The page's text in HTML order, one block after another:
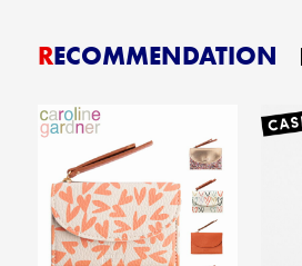
RECOMMENDATION